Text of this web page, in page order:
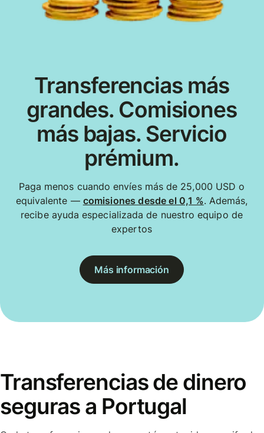
Transferencias más
grandes. Comisiones
más bajas. Servicio
prémium.
Paga menos cuando envíes más de 25,000 USD o
equivalente — comisiones desde el 0,1 %. Además,
recibe ayuda especializada de nuestro equipo de
expertos
Más información
Transferencias de dinero
seguras a Portugal